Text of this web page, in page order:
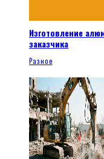
Изготовление
заказчика
Разное